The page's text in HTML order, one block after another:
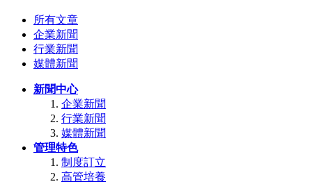
所有文章
企業新聞
行業新聞
媒體新聞
新聞中心
企業新聞
行業新聞
媒體新聞
管理特色
制度訂立
高管培養